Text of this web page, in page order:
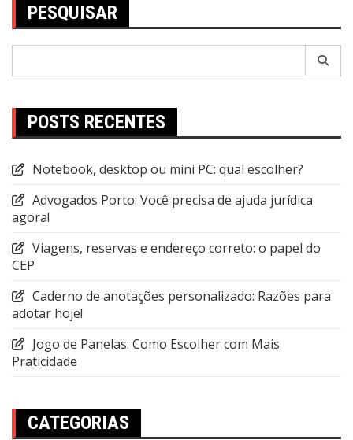
PESQUISAR
POSTS RECENTES
Notebook, desktop ou mini PC: qual escolher?
Advogados Porto: Você precisa de ajuda jurídica
agora!
Viagens, reservas e endereço correto: o papel do
CEP
Caderno de anotações personalizado: Razões para
adotar hoje!
Jogo de Panelas: Como Escolher com Mais
Praticidade
CATEGORIAS